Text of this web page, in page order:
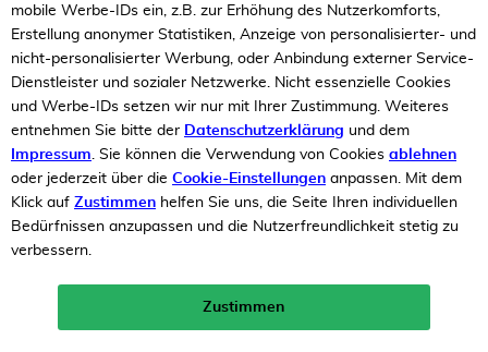
10%
Neukunden-Rabatt ab 49€!
mehr erfahren >
Unsere Auszeichnungen
mobile Werbe-IDs ein, z.B. zur Erhöhung des Nutzerkomforts,
Erstellung anonymer Statistiken, Anzeige von personalisierter- und
nicht-personalisierter Werbung, oder Anbindung externer Service-
Dienstleister und sozialer Netzwerke. Nicht essenzielle Cookies
und Werbe-IDs setzen wir nur mit Ihrer Zustimmung. Weiteres
entnehmen Sie bitte der Datenschutzerklärung und dem
Impressum. Sie können die Verwendung von Cookies ablehnen
oder jederzeit über die Cookie-Einstellungen anpassen. Mit dem
Klick auf Zustimmen helfen Sie uns, die Seite Ihren individuellen
Bedürfnissen anzupassen und die Nutzerfreundlichkeit stetig zu
verbessern.
Zustimmen